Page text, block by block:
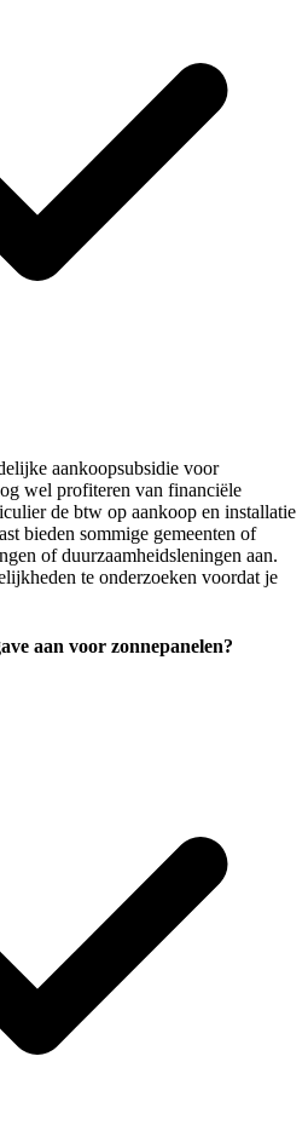
aankoopsubsidie voor
wel profiteren van financiële
de btw op aankoop en installatie
bieden sommige gemeenten of
of duurzaamheidsleningen aan.
te onderzoeken voordat je
aan voor zonnepanelen?